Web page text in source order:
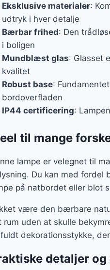
Eksklusive materialer:
udtryk i hver detalje
Bærbar frihed: Den
i boligen
Mundblæst glas: Glasset
kvalitet
Robust base:
bordoverfladen
IP44 certificering:
til mange
lampe er velegnet til
Du kan med fordel
på natbordet eller blot
være den bærbare
rum uden at skulle
dekorationsstykke,
detaljer